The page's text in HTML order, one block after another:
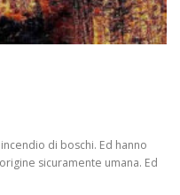
di boschi. Ed hanno
sicuramente umana. Ed